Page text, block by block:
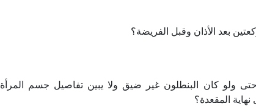
بعد الأذان وقبل الفريضة؟
ولو كان البنطلون غير ضيق ولا يبين تفاصيل جسم المرأة
المقعدة؟